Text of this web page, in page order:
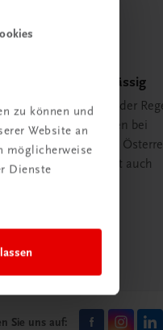
zu können und
Website an
möglicherweise
Dienste
Schnell und zuverlässig
Ihre Bestellung ist in der
spätestens 48 Stunden bei
Ihnen (innerhalb von
29,00 EUR Bestellwert auch
Sie uns auf: